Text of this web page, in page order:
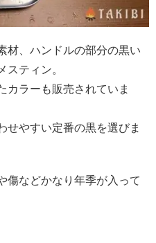
材、ハンドルの部分の黒い
スティン。
カラーも販売されていま
せやすい定番の黒を選びま
傷などかなり年季が入って